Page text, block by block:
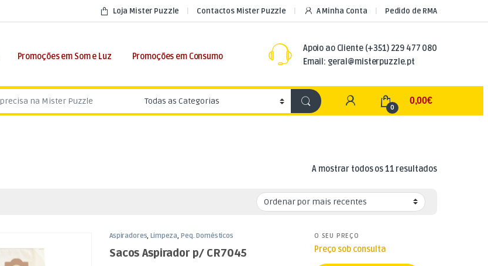
Loja Mister Puzzle Contactos Mister Puzzle A Minha Conta Pedido de RMA
Promoções em Som e Luz Promoções em Consumo
Apoio ao Cliente(+351) 229 477 080
Email: geral@misterpuzzle.pt
My Account
0
0,00€
A mostrar todos os 11 resultadosOrdenado
Aspiradores,Limpeza, Peq. Domésticos
Sacos Aspirador p/ CR7045
O SEU PREÇO
Preço sob consulta